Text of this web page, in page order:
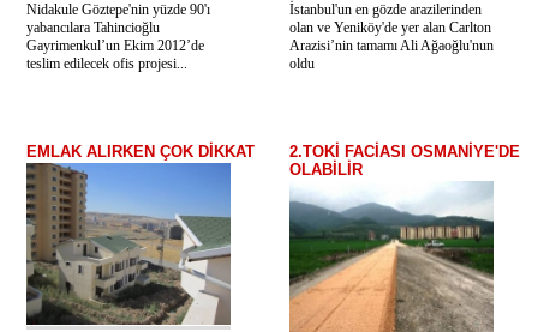
Nidakule Göztepe'nin yüzde 90'ı
yabancılara Tahincioğlu
Gayrimenkul’un Ekim 2012’de
teslim edilecek ofis projesi...
İstanbul'un en gözde arazilerinden
olan ve Yeniköy'de yer alan Carlton
Arazisi’nin tamamı Ali Ağaoğlu'nun
oldu
EMLAK ALIRKEN ÇOK DİKKAT
2.TOKİ FACİASI OSMANİYE'DE
OLABİLİR